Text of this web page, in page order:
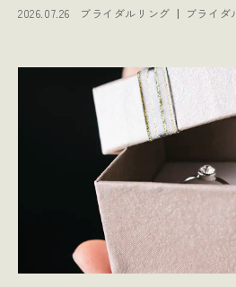
2026.07.26 ブライダルリング ブライダ